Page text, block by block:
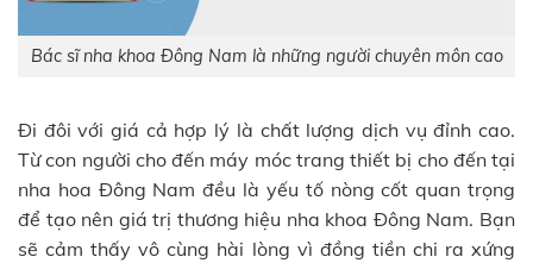
Bác sĩ nha khoa Đông Nam là những người chuyên môn cao
Đi đôi với giá cả hợp lý là chất lượng dịch vụ đỉnh cao.
Từ con người cho đến máy móc trang thiết bị cho đến tại
nha hoa Đông Nam đều là yếu tố nòng cốt quan trọng
để tạo nên giá trị thương hiệu nha khoa Đông Nam. Bạn
sẽ cảm thấy vô cùng hài lòng vì đồng tiền chi ra xứng